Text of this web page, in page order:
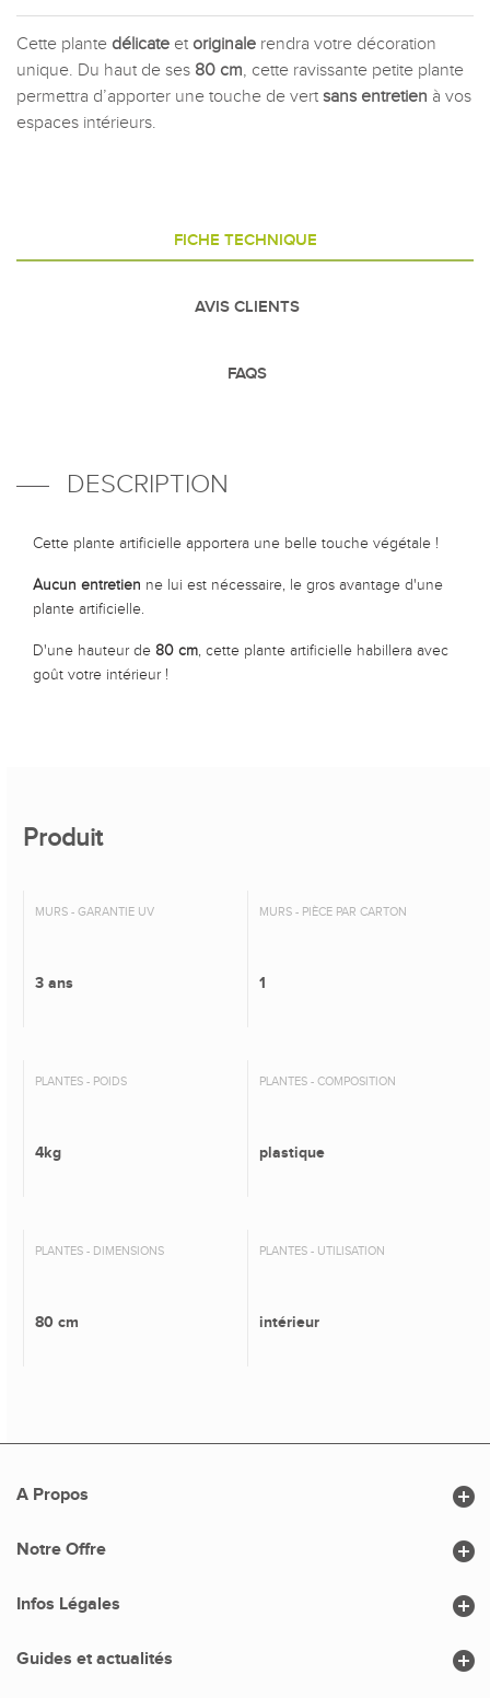
Cette plante délicate et originale rendra votre décoration
unique. Du haut de ses 80 cm, cette ravissante petite plante
permettra d’apporter une touche de vert sans entretien à vos
espaces intérieurs.
FICHE TECHNIQUE
AVIS CLIENTS
FAQS
DESCRIPTION
Cette plante artificielle apportera une belle touche végétale !
Aucun entretien ne lui est nécessaire, le gros avantage d'une
plante artificielle.
D'une hauteur de 80 cm, cette plante artificielle habillera avec
goût votre intérieur !
Produit
MURS - GARANTIE UV
3 ans
MURS - PIÈCE PAR CARTON
1
PLANTES - POIDS
4kg
PLANTES - COMPOSITION
plastique
PLANTES - DIMENSIONS
80 cm
PLANTES - UTILISATION
intérieur
A Propos 
Notre Offre 
Infos Légales 
Guides et actualités 